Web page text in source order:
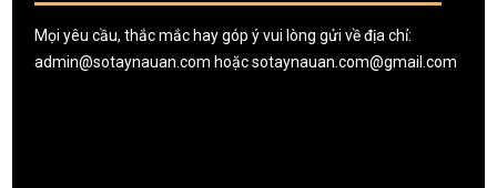
Mọi yêu cầu, thắc mắc hay góp ý vui lòng gửi về địa chỉ:
admin@sotaynauan.com hoặcsotaynauan.com@gmail.com